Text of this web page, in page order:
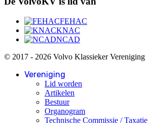
FEHAC
KNAC
NCAD
© 2017 - 2026 Volvo Klassieker Vereniging
Vereniging
Lid worden
Artikelen
Bestuur
Organogram
Technische Commissie / Taxatie